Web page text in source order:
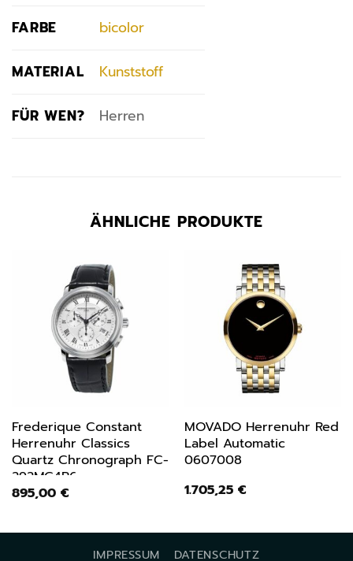
FARBE bicolor
MATERIAL Kunststoff
FÜR WEN? Herren
ÄHNLICHE PRODUKTE
Frederique Constant
Herrenuhr Classics
Quartz Chronograph FC-
292MC4P6
895,00 €
MOVADO Herrenuhr Red
Label Automatic
0607008
1.705,25 €
IMPRESSUM DATENSCHUTZ